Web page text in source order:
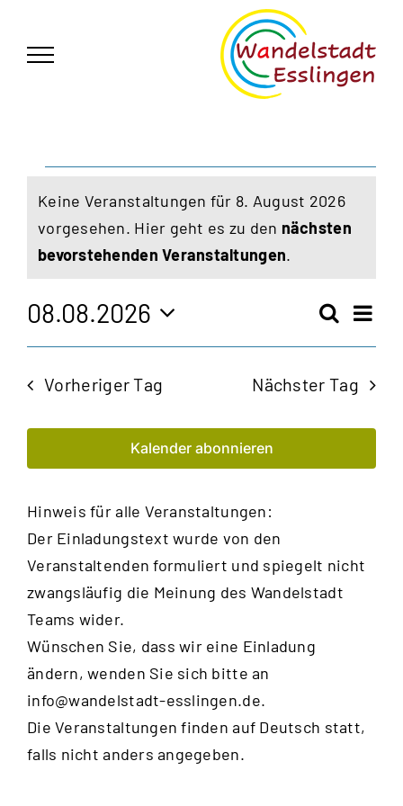
springen
Veranstaltungen
für
8.
August
2026
Hinweis
Keine Veranstaltungen für 8. August 2026
vorgesehen. Hier geht es zu den nächsten
bevorstehenden Veranstaltungen.
und
Suche
Tag
08.08.2026
Datum
Vorheriger Tag Nächster Tag
Kalender abonnieren
Hinweis für alle Veranstaltungen:
Der Einladungstext wurde von den
Veranstaltenden formuliert und spiegelt nicht
zwangsläufig die Meinung des Wandelstadt
Teams wider.
Wünschen Sie, dass wir eine Einladung
ändern, wenden Sie sich bitte an
info@wandelstadt-esslingen.de.
Die Veranstaltungen finden auf Deutsch statt,
falls nicht anders angegeben.